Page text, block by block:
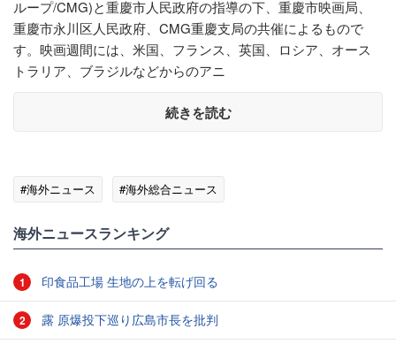
ループ/CMG)と重慶市人民政府の指導の下、重慶市映画局、
重慶市永川区人民政府、CMG重慶支局の共催によるもので
す。映画週間には、米国、フランス、英国、ロシア、オース
トラリア、ブラジルなどからのアニ
続きを読む
#海外ニュース #海外総合ニュース
海外ニュースランキング
1 印食品工場 生地の上を転げ回る
2 露 原爆投下巡り広島市長を批判